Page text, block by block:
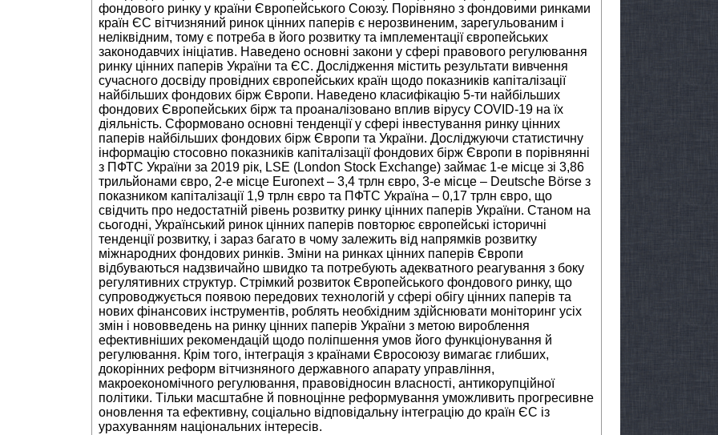
фондового ринку у країни Європейського Союзу. Порівняно з фондовими ринками
країн ЄС вітчизняний ринок цінних паперів є нерозвиненим, зарегульованим і
неліквідним, тому є потреба в його розвитку та імплементації європейських
законодавчих ініціатив. Наведено основні закони у сфері правового регулювання
ринку цінних паперів України та ЄС. Дослідження містить результати вивчення
сучасного досвіду провідних європейських країн щодо показників капіталізації
найбільших фондових бірж Європи. Наведено класифікацію 5-ти найбільших
фондових Європейських бірж та проаналізовано вплив вірусу COVID-19 на їх
діяльність. Сформовано основні тенденції у сфері інвестування ринку цінних
паперів найбільших фондових бірж Європи та України. Досліджуючи статистичну
інформацію стосовно показників капіталізації фондових бірж Європи в порівнянні
з ПФТС України за 2019 рік, LSE (London Stock Exchange) займає 1-е місце зі 3,86
трильйонами євро, 2-е місце Euronext – 3,4 трлн євро, 3-е місце – Deutsche Börse з
показником капіталізації 1,9 трлн євро та ПФТС Україна – 0,17 трлн євро, що
свідчить про недостатній рівень розвитку ринку цінних паперів України. Станом на
сьогодні, Український ринок цінних паперів повторює європейські історичні
тенденції розвитку, і зараз багато в чому залежить від напрямків розвитку
міжнародних фондових ринків. Зміни на ринках цінних паперів Європи
відбуваються надзвичайно швидко та потребують адекватного реагування з боку
регулятивних структур. Стрімкий розвиток Європейського фондового ринку, що
супроводжується появою передових технологій у сфері обігу цінних паперів та
нових фінансових інструментів, роблять необхідним здійснювати моніторинг усіх
змін і нововведень на ринку цінних паперів України з метою вироблення
ефективніших рекомендацій щодо поліпшення умов його функціонування й
регулювання. Крім того, інтеграція з країнами Євросоюзу вимагає глибших,
докорінних реформ вітчизняного державного апарату управління,
макроекономічного регулювання, правовідносин власності, антикорупційної
політики. Тільки масштабне й повноцінне реформування уможливить прогресивне
оновлення та ефективну, соціально відповідальну інтеграцію до країн ЄС із
урахуванням національних інтересів.